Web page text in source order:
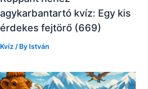
agykarbantartó kvíz: Egy kis
érdekes fejtörő (669)
Kvíz / By István